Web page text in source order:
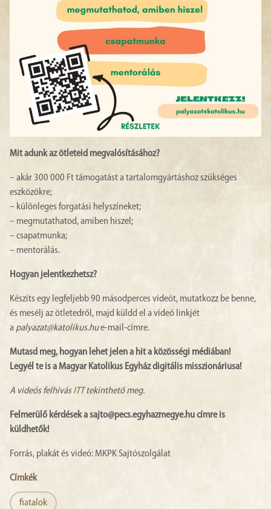
Mit adunk az ötleteid megvalósításához?
– akár 300 000 Ft támogatást a tartalomgyártáshoz szükséges
eszközökre;
– különleges forgatási helyszíneket;
– megmutathatod, amiben hiszel;
– csapatmunka;
– mentorálás.
Hogyan jelentkezhetsz?
Készíts egy legfeljebb 90 másodperces videót, mutatkozz be benne,
és mesélj az ötletedről, majd küldd el a videó linkjét
a palyazat@katolikus.hue-mail-címre.
Mutasd meg, hogyan lehet jelen a hit a közösségi médiában!
Legyél te is a Magyar Katolikus Egyház digitális misszionáriusa!
A videós felhívásITTtekinthető meg.
Felmerülő kérdések a sajto@pecs.egyhazmegye.hu címre is
küldhetők!
Forrás, plakát és videó: MKPK Sajtószolgálat
Címkék
fiatalok